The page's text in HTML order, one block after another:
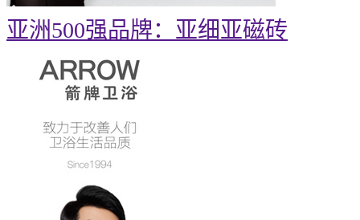
亚洲500强品牌：亚细亚磁砖